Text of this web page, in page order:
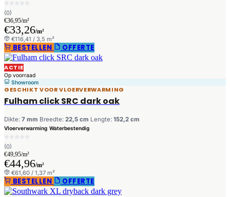
(0)
€36,95/m²
€33,26/m²
€116,41 / 3,5 m²
BESTELLEN OFFERTE
ACTIE
Op voorraad
Showroom
GESCHIKT VOOR VLOERVERWARMING
Fulham click SRC dark oak
Dikte: 7 mm Breedte: 22,5 cm Lengte: 152,2 cm
Vloerverwarming Waterbestendig
(0)
€49,95/m²
€44,96/m²
€61,60 / 1,37 m²
BESTELLEN OFFERTE